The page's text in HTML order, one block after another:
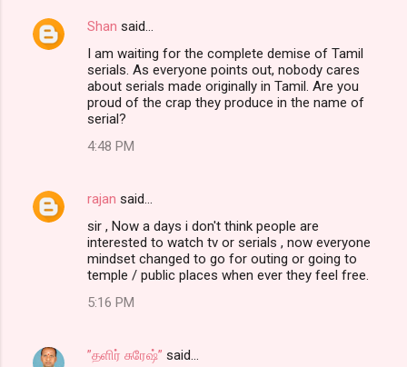
Shan said…
I am waiting for the complete demise of Tamil
serials. As everyone points out, nobody cares
about serials made originally in Tamil. Are you
proud of the crap they produce in the name of
serial?
4:48 PM
rajan said…
sir , Now a days i don't think people are
interested to watch tv or serials , now everyone
mindset changed to go for outing or going to
temple / public places when ever they feel free.
5:16 PM
”தளிர் சுரேஷ்” said…